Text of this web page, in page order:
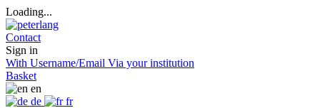
Loading...
Contact
Sign in
With Username/Email Via your institution
Basket
en
de
fr